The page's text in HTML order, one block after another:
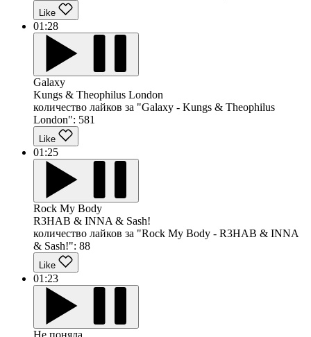
Like
01:28
Galaxy
Kungs & Theophilus London
количество лайков за "Galaxy - Kungs & Theophilus
London": 581
Like
01:25
Rock My Body
R3HAB & INNA & Sash!
количество лайков за "Rock My Body - R3HAB & INNA
& Sash!": 88
Like
01:23
Не поняла